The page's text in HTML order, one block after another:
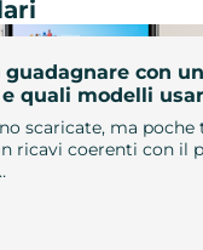
con
quali modelli
scaricate, ma poche
ricavi coerenti con il